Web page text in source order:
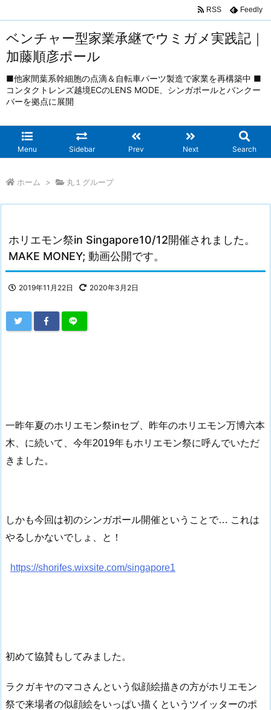
ベンチャー型家業承継でウミガメ実践記｜
加藤順彦ポール
■他家間葉系幹細胞の点滴＆自転車パーツ製造で家業を再構築中 ■
コンタクトレンズ越境ECのLENS MODE、シンガポールとバンクー
バーを拠点に展開
Menu Sidebar Prev Next Search
RSS Feedly
ホーム > 丸１グループ
ホリエモン祭in Singapore10/12開催されました。
MAKE MONEY; 動画公開です。
2019年11月22日 2020年3月2日
一昨年夏のホリエモン祭inセブ、昨年のホリエモン万博六本
木、に続いて、今年2019年もホリエモン祭に呼んでいただ
きました。
しかも今回は初のシンガポール開催ということで… これは
やるしかないでしょ、と！
https://shorifes.wixsite.com/singapore1
初めて協賛もしてみました。
ラクガキヤのマコさんという似顔絵描きの方がホリエモン
祭で来場者の似顔絵をいっぱい描くというツイッターのポ